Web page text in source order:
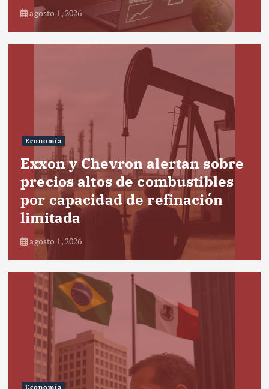
agosto 1, 2026
Economía
Exxon y Chevron alertan sobre
precios altos de combustibles
por capacidad de refinación
limitada
agosto 1, 2026
Economía